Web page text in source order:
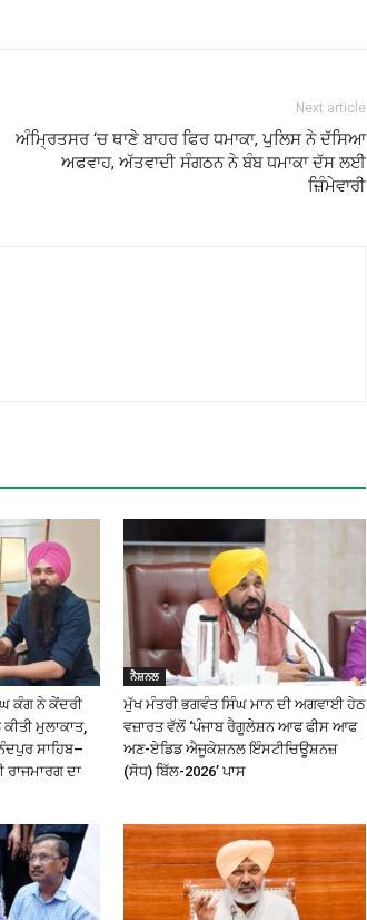
Next article
ਅੰਮ੍ਰਿਤਸਰ ‘ਚ ਥਾਣੇ ਬਾਹਰ ਫਿਰ ਧਮਾਕਾ, ਪੁਲਿਸ ਨੇ ਦੱਸਿਆ
ਅਫਵਾਹ, ਅੱਤਵਾਦੀ ਸੰਗਠਨ ਨੇ ਬੰਬ ਧਮਾਕਾ ਦੱਸ ਲਈ
ਜ਼ਿੰਮੇਵਾਰੀ
ਕੰਗ ਨੇ ਕੇਂਦਰੀ
ਮੁਲਾਕਾਤ,
ਸਾਹਿਬ–
ਰਾਜਮਾਰਗ ਦਾ
ਨੈਸ਼ਨਲ
ਮੁੱਖ ਮੰਤਰੀ ਭਗਵੰਤ ਸਿੰਘ ਮਾਨ ਦੀ ਅਗਵਾਈ ਹੇਠ
ਵਜ਼ਾਰਤ ਵੱਲੋਂ ‘ਪੰਜਾਬ ਰੈਗੂਲੇਸ਼ਨ ਆਫ ਫੀਸ ਆਫ
ਅਣ-ਏਡਿਡ ਐਜੂਕੇਸ਼ਨਲ ਇੰਸਟੀਚਿਊਸ਼ਨਜ਼
(ਸੋਧ) ਬਿੱਲ-2026’ ਪਾਸ